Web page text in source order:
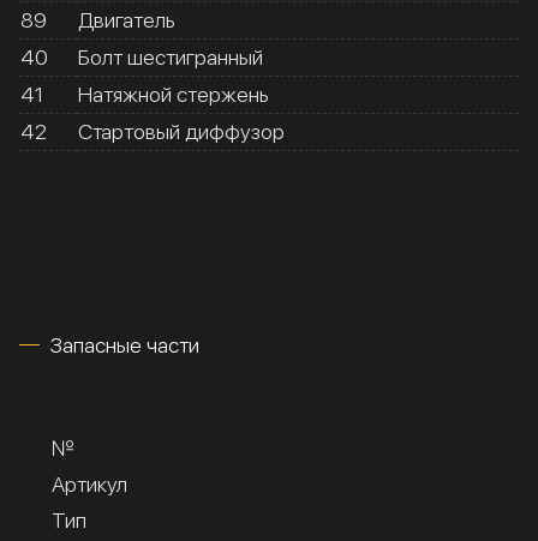
89
Двигатель
40
Болт шестигранный
41
Натяжной стержень
42
Стартовый диффузор
Запасные части
№
Артикул
Тип